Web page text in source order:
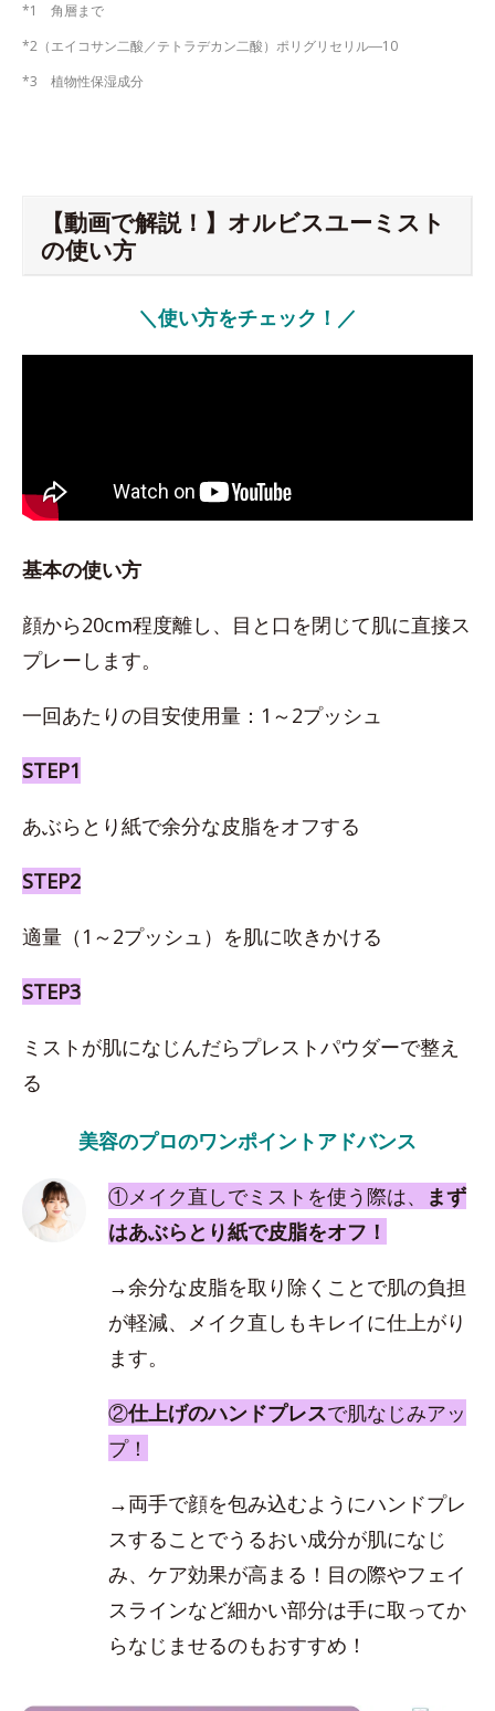
*1 角層まで
*2（エイコサン二酸／テトラデカン二酸）ポリグリセリル―10
*3 植物性保湿成分
【動画で解説！】オルビスユーミスト
の使い方
＼使い方をチェック！／
基本の使い方
顔から20cm程度離し、目と口を閉じて肌に直接ス
プレーします。
一回あたりの目安使用量：1～2プッシュ
STEP1
あぶらとり紙で余分な皮脂をオフする
STEP2
適量（1～2プッシュ）を肌に吹きかける
STEP3
ミストが肌になじんだらプレストパウダーで整え
る
美容のプロのワンポイントアドバンス
①メイク直しでミストを使う際は、
まず
はあぶらとり紙で皮脂をオフ！
→余分な皮脂を取り除くことで肌の負担
が軽減、メイク直しもキレイに仕上がり
ます。
②仕上げのハンドプレスで肌なじみアッ
プ！
→両手で顔を包み込むようにハンドプレ
スすることでうるおい成分が肌になじ
み、ケア効果が高まる！目の際やフェイ
スラインなど細かい部分は手に取ってか
らなじませるのもおすすめ！